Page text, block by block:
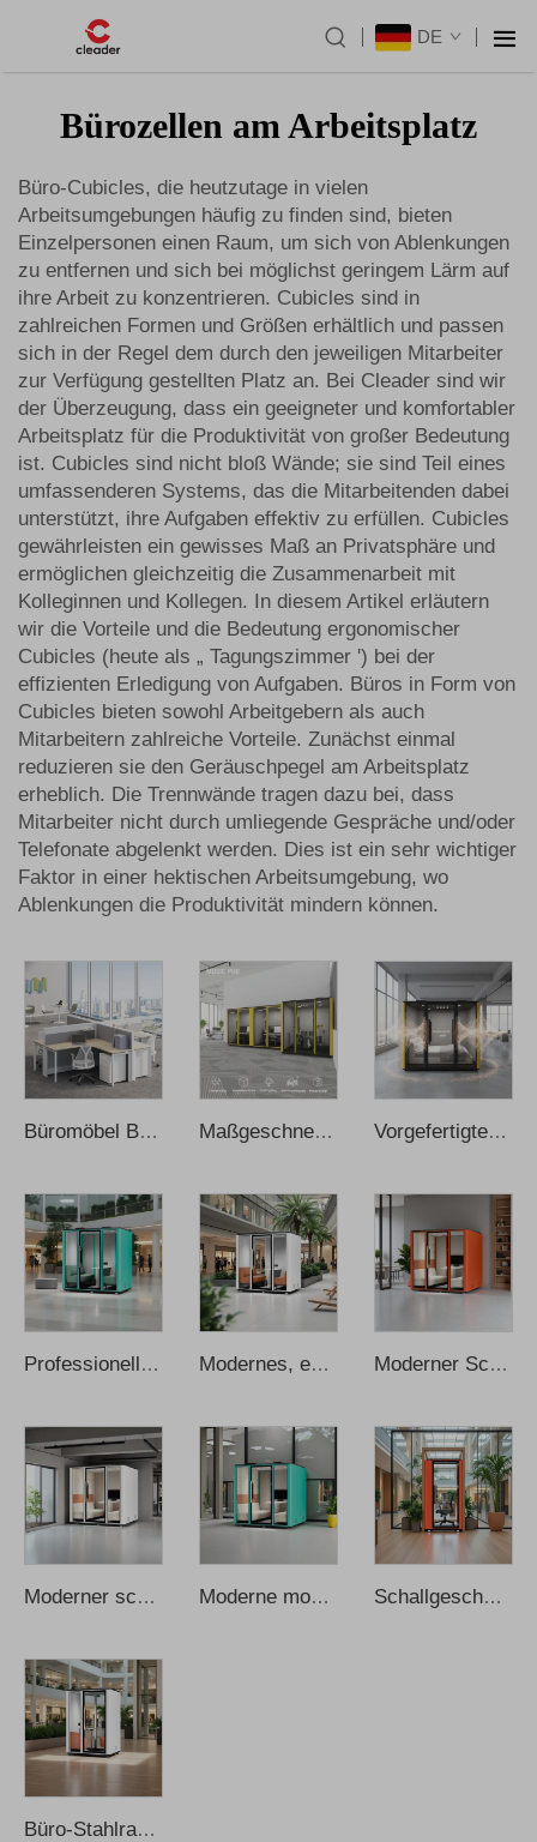
DE
Bürozellen am Arbeitsplatz
Büro-Cubicles, die heutzutage in vielen
Arbeitsumgebungen häufig zu finden sind, bieten
Einzelpersonen einen Raum, um sich von Ablenkungen
zu entfernen und sich bei möglichst geringem Lärm auf
ihre Arbeit zu konzentrieren. Cubicles sind in
zahlreichen Formen und Größen erhältlich und passen
sich in der Regel dem durch den jeweiligen Mitarbeiter
zur Verfügung gestellten Platz an. Bei Cleader sind wir
der Überzeugung, dass ein geeigneter und komfortabler
Arbeitsplatz für die Produktivität von großer Bedeutung
ist. Cubicles sind nicht bloß Wände; sie sind Teil eines
umfassenderen Systems, das die Mitarbeitenden dabei
unterstützt, ihre Aufgaben effektiv zu erfüllen. Cubicles
gewährleisten ein gewisses Maß an Privatsphäre und
ermöglichen gleichzeitig die Zusammenarbeit mit
Kolleginnen und Kollegen. In diesem Artikel erläutern
wir die Vorteile und die Bedeutung ergonomischer
Cubicles (heute als „ Tagungszimmer ') bei der
effizienten Erledigung von Aufgaben. Büros in Form von
Cubicles bieten sowohl Arbeitgebern als auch
Mitarbeitern zahlreiche Vorteile. Zunächst einmal
reduzieren sie den Geräuschpegel am Arbeitsplatz
erheblich. Die Trennwände tragen dazu bei, dass
Mitarbeiter nicht durch umliegende Gespräche und/oder
Telefonate abgelenkt werden. Dies ist ein sehr wichtiger
Faktor in einer hektischen Arbeitsumgebung, wo
Ablenkungen die Produktivität mindern können.
Büromöbel Bürostuhl Schreibtische kleiner Bürotisch Maßgeschneiderter professioneller Schallmesser schallisolierte Kabine Pod Musik-Kabine Vorgefertigte Schlafkabine Intelligente schallisolierte tragbare Schlaf-Pods
Professionelle, exekutive, langlebige Privatsphäre-Meeting-Kabine, schallgedämmt Modernes, exekutives, privates Meeting-Pod, langlebiges Aluminiumlegierungs-oval, faltbar Moderner Schallschutzkiosk mit Aluminiumrahmen und beweglicher Meeting-Kabine
Moderner schallisolierte Home-Office-Privatsphären-Booth mit Aluminiumrahmen für Büro Moderne mobile Konferenzkabinen mit Aluminiumrahmen, schallgedämmt, beweglich Schallgeschützte Bürokabine für Telefonate, akustischer Büropod zum Sprachaufzeichnen
Büro-Stahlrahmen-Mobile, multifunktionale, schalldichte Telefonkabine